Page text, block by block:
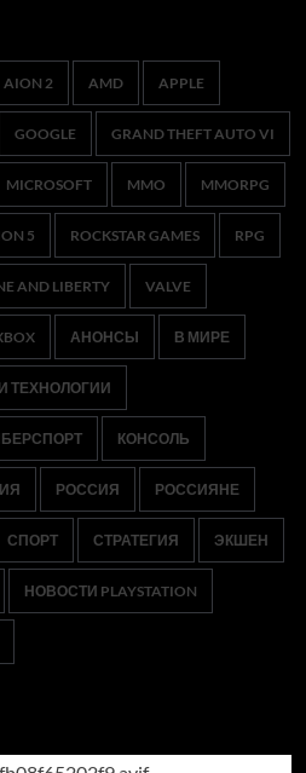
AION 2 AMD APPLE
GOOGLE GRAND THEFT AUTO VI
MICROSOFT MMO MMORPG
5 ROCKSTAR GAMES RPG
AND LIBERTY VALVE
АНОНСЫ В МИРЕ
ТЕХНОЛОГИИ
КОНСОЛЬ
РОССИЯ РОССИЯНЕ
СПОРТ СТРАТЕГИЯ ЭКШЕН
НОВОСТИ PLAYSTATION